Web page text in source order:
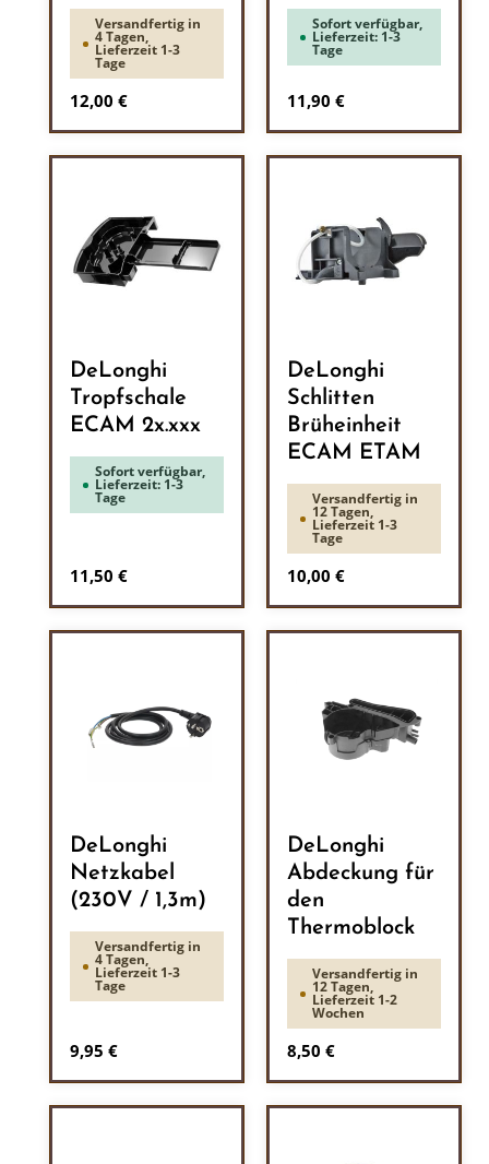
Versandfertig in
4 Tagen,
Lieferzeit 1-3
Tage
Regulärer Preis:
12,00 €
Sofort verfügbar,
Lieferzeit: 1-3
Tage
Regulärer Preis:
11,90 €
DeLonghi
Tropfschale
ECAM 2x.xxx
Sofort verfügbar,
Lieferzeit: 1-3
Tage
Regulärer Preis:
11,50 €
DeLonghi
Schlitten
Brüheinheit
ECAM ETAM
Versandfertig in
12 Tagen,
Lieferzeit 1-3
Tage
Regulärer Preis:
10,00 €
DeLonghi
Netzkabel
(230V / 1,3m)
Versandfertig in
4 Tagen,
Lieferzeit 1-3
Tage
Regulärer Preis:
9,95 €
DeLonghi
Abdeckung für
den
Thermoblock
Versandfertig in
12 Tagen,
Lieferzeit 1-2
Wochen
Regulärer Preis:
8,50 €